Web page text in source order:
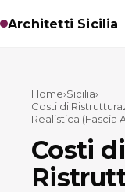
Architetti Sicilia
Home›Sicilia›
Costi di
Realistica (Fascia
Costi di